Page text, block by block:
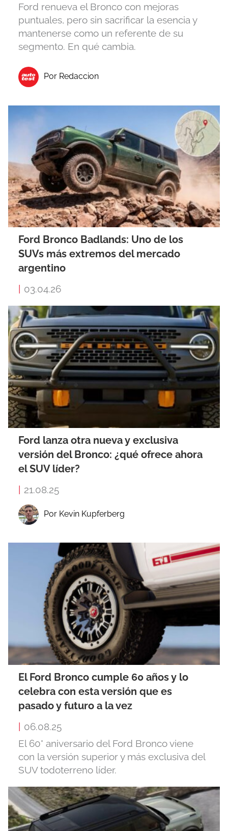
Ford renueva el Bronco con mejoras
puntuales, pero sin sacrificar la esencia y
mantenerse como un referente de su
segmento. En qué cambia.
Por Redaccion
Ford Bronco Badlands: Uno de los
SUVs más extremos del mercado
argentino
03.04.26
Ford lanza otra nueva y exclusiva
versión del Bronco: ¿qué ofrece ahora
el SUV líder?
21.08.25
Por Kevin Kupferberg
El Ford Bronco cumple 60 años y lo
celebra con esta versión que es
pasado y futuro a la vez
06.08.25
El 60° aniversario del Ford Bronco viene
con la versión superior y más exclusiva del
SUV todoterreno líder.